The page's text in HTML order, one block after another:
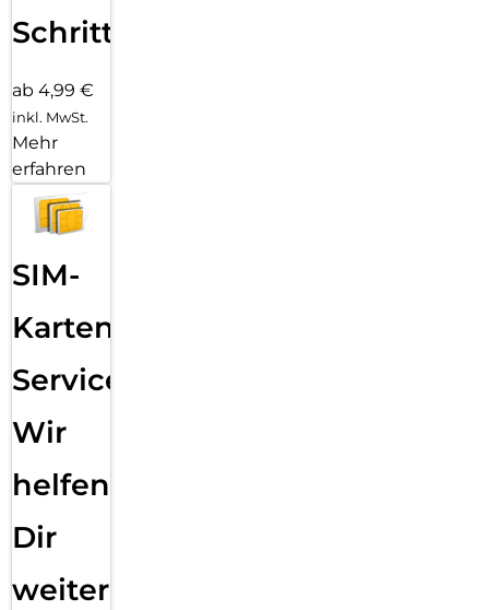
Schritten
ab 4,99 €
inkl. MwSt.
Mehr
erfahren
SIM-
Karten
Service:
Wir
helfen
Dir
weiter